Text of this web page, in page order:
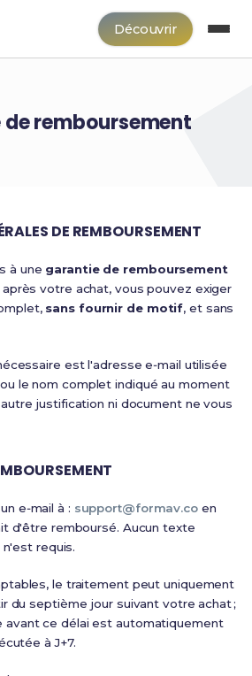
Découvrir
de remboursement
DE REMBOURSEMENT
à une garantie de remboursement
votre achat, vous pouvez exiger
sans fournir de motif, et sans
est l'adresse e‑mail utilisée
le nom complet indiqué au moment
justification ni document ne vous
e‑mail à : support@formav.coen
d'être remboursé. Aucun texte
requis.
le traitement peut uniquement
du septième jour suivant votre achat ;
avant ce délai est automatiquement
à J+7.